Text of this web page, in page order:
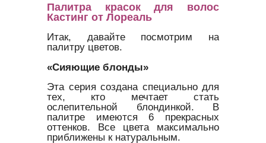
Палитра красок для волос
Кастинг от Лореаль
Итак, давайте посмотрим на
палитру цветов.
«Сияющие блонды»
Эта серия создана специально для
тех, кто мечтает стать
ослепительной блондинкой. В
палитре имеются 6 прекрасных
оттенков. Все цвета максимально
приближены к натуральным.